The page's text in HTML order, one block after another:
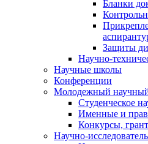
Бланки
Защиты
Научно-
Научные школы
Конференции
Молодежный
Студенческое
Именные и
Конкурсы,
Научно-